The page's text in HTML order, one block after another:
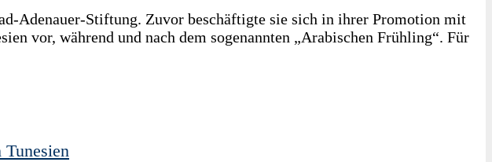
Adenauer-Stiftung. Zuvor beschäftigte sie sich in ihrer Promotion mit
vor, während und nach dem sogenannten „Arabischen Frühling“. Für